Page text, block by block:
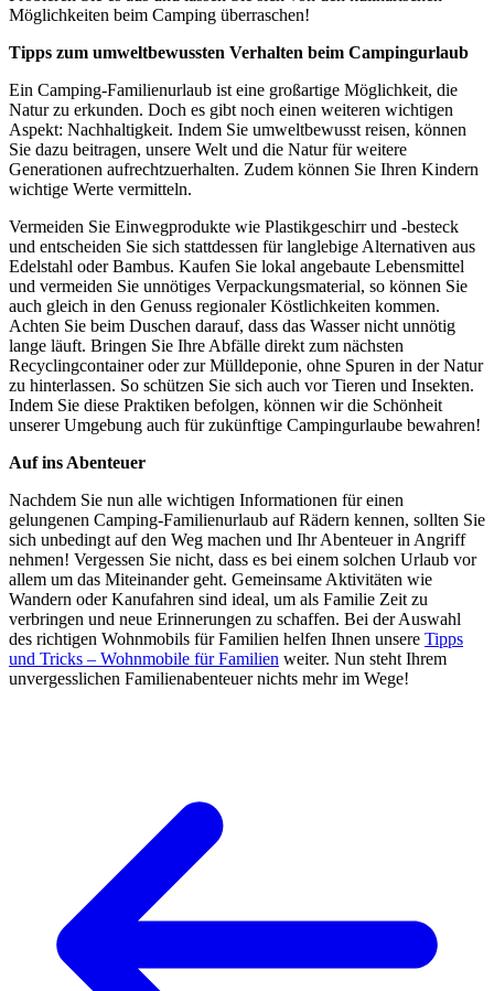
Möglichkeiten beim Camping überraschen!
Tipps zum umweltbewussten Verhalten beim Campingurlaub
Ein Camping-Familienurlaub ist eine großartige Möglichkeit, die
Natur zu erkunden. Doch es gibt noch einen weiteren wichtigen
Aspekt: Nachhaltigkeit. Indem Sie umweltbewusst reisen, können
Sie dazu beitragen, unsere Welt und die Natur für weitere
Generationen aufrechtzuerhalten. Zudem können Sie Ihren Kindern
wichtige Werte vermitteln.
Vermeiden Sie Einwegprodukte wie Plastikgeschirr und -besteck
und entscheiden Sie sich stattdessen für langlebige Alternativen aus
Edelstahl oder Bambus. Kaufen Sie lokal angebaute Lebensmittel
und vermeiden Sie unnötiges Verpackungsmaterial, so können Sie
auch gleich in den Genuss regionaler Köstlichkeiten kommen.
Achten Sie beim Duschen darauf, dass das Wasser nicht unnötig
lange läuft. Bringen Sie Ihre Abfälle direkt zum nächsten
Recyclingcontainer oder zur Mülldeponie, ohne Spuren in der Natur
zu hinterlassen. So schützen Sie sich auch vor Tieren und Insekten.
Indem Sie diese Praktiken befolgen, können wir die Schönheit
unserer Umgebung auch für zukünftige Campingurlaube bewahren!
Auf ins Abenteuer
Nachdem Sie nun alle wichtigen Informationen für einen
gelungenen Camping-Familienurlaub auf Rädern kennen, sollten Sie
sich unbedingt auf den Weg machen und Ihr Abenteuer in Angriff
nehmen! Vergessen Sie nicht, dass es bei einem solchen Urlaub vor
allem um das Miteinander geht. Gemeinsame Aktivitäten wie
Wandern oder Kanufahren sind ideal, um als Familie Zeit zu
verbringen und neue Erinnerungen zu schaffen. Bei der Auswahl
des richtigen Wohnmobils für Familien helfen Ihnen unsere Tipps
und Tricks – Wohnmobile für Familien weiter. Nun steht Ihrem
unvergesslichen Familienabenteuer nichts mehr im Wege!